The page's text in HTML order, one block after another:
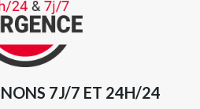
7J/7 ET 24H/24